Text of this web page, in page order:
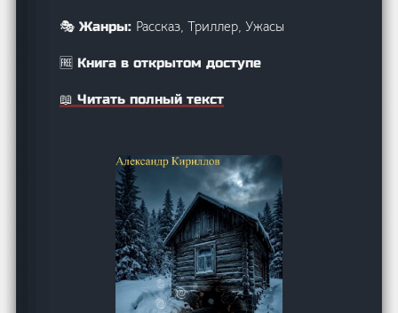
🎭 Жанры: Рассказ, Триллер, Ужасы
🆓 Книга в открытом доступе
📖 Читать полный текст